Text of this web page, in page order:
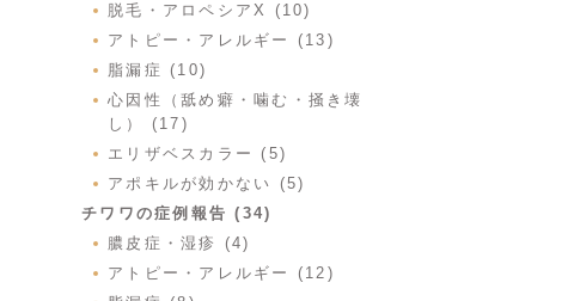
脱毛・アロペシアX (10)
アトピー・アレルギー (13)
脂漏症 (10)
心因性（舐め癖・噛む・掻き壊
し） (17)
エリザベスカラー (5)
アポキルが効かない (5)
チワワの症例報告 (34)
膿皮症・湿疹 (4)
アトピー・アレルギー (12)